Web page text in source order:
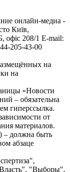
онлайн-медиа -
Київ,
208/1 E-mail:
205-43-00
на
на
«Новости
– обязательна
гиперссылка.
от
материалов.
– должна быть
абзаце
"Выборы",